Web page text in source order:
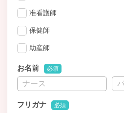
准看護師
保健師
助産師
お名前 必須
フリガナ 必須